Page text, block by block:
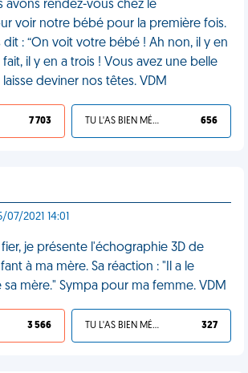
avons rendez-vous chez le
voir notre bébé pour la première fois.
dit : “On voit votre bébé ! Ah non, il y en
il y en a trois ! Vous avez une belle
deviner nos têtes. VDM
7 703 TU L'AS BIEN MÉRITÉ 656
07/2021 14:01
je présente l'échographie 3D de
à ma mère. Sa réaction : "Il a le
mère." Sympa pour ma femme. VDM
3 566 TU L'AS BIEN MÉRITÉ 327